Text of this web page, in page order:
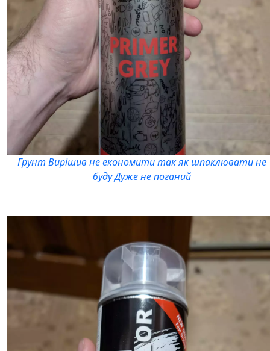
Грунт Вирішив не економити так як шпаклювати не
буду Дуже не поганий